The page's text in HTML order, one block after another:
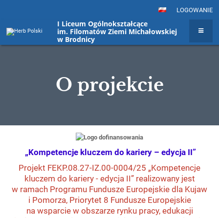
LOGOWANIE
I Liceum Ogólnokształcące
im. Filomatów Ziemi Michałowskiej
w Brodnicy
O projekcie
„Kompetencje kluczem do kariery – edycja II”
Projekt FEKP.08.27-IZ.00-0004/25 „Kompetencje
kluczem do kariery - edycja II” realizowany jest
w ramach Programu Fundusze Europejskie dla Kujaw
i Pomorza, Priorytet 8 Fundusze Europejskie
na wsparcie w obszarze rynku pracy, edukacji